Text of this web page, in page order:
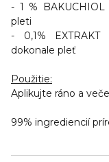
- 1 %
pleti
- 0,1%
dokonale pleť
Použitie:
Aplikujte ráno a
99% ingrediencií